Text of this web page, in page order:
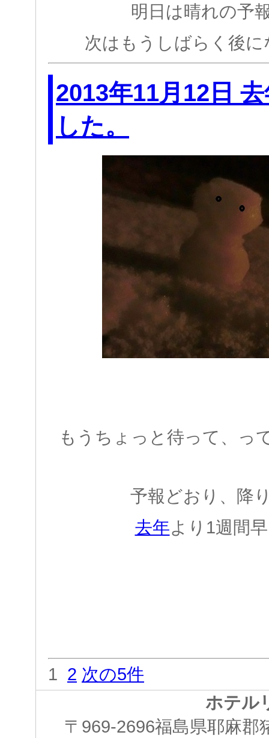
明日は晴れの予
次はもうしばらく後
2013年11月12日
した。
もうちょっと待って、っ
予報どおり、降
去年より1週間
1 2 次の5件
ホテル
〒969-2696福島県耶麻